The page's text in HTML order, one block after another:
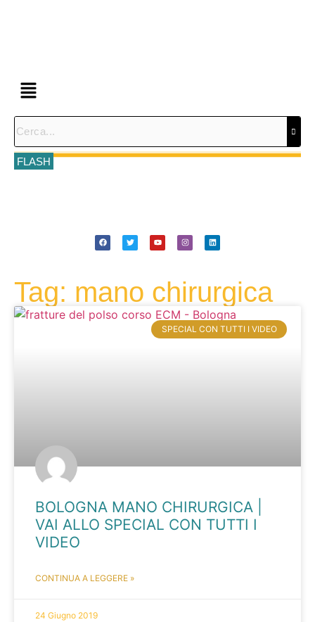
FLASH
Tag: mano chirurgica
SPECIAL CON TUTTI I VIDEO
BOLOGNA MANO CHIRURGICA |
VAI ALLO SPECIAL CON TUTTI I
VIDEO
CONTINUA A LEGGERE »
24 Giugno 2019